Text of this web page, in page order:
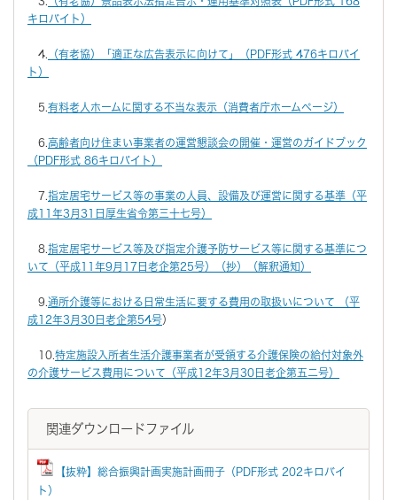
キロバイト）
4.
（有老協）「適正な広告表示に向けて」（PDF形式 476キロバイ
ト）
5. 有料老人ホームに関する不当な表示（消費者庁ホームページ）
6. 高齢者向け住まい事業者の運営懇談会の開催・運営のガイドブック
（PDF形式 86キロバイト）
7. 指定居宅サービス等の事業の人員、設備及び運営に関する基準（平
成11年3月31日厚生省令第三十七号）
8. 指定居宅サービス等及び指定介護予防サービス等に関する基準につ
いて（平成11年9月17日老企第25号）（抄）（解釈通知）
9. 通所介護等における日常生活に要する費用の取扱いについて （平
成12年3月30日老企第54号）
10. 特定施設入所者生活介護事業者が受領する介護保険の給付対象外
の介護サービス費用について（平成12年3月30日老企第五二号）
関連ダウンロードファイル
【抜粋】総合振興計画実施計画冊子（PDF形式 202キロバイ
ト）